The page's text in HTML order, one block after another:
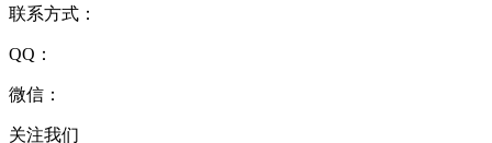
联系方式：
QQ：
微信：
关注我们